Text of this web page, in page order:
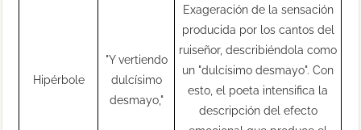
Hipérbole
"Y vertiendo
dulcísimo
desmayo,"
Exageración de la sensación
producida por los cantos del
ruiseñor, describiéndola como
un "dulcísimo desmayo". Con
esto, el poeta intensifica la
descripción del efecto